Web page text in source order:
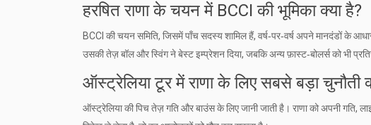
हरषित राणा के चयन में BCCI की भूमिका क्या है?
BCCI की चयन समिति, जिसमें पाँच सदस्य शामिल हैं, वर्ष‑पर‑वर्ष अपने मानदंडों के
उसकी तेज़ बॉल और स्विंग ने बेस्ट इम्प्रेशन दिया, जबकि अन्य फ़ास्ट‑बोलर्स को भी
ऑस्ट्रेलिया टूर में राणा के लिए सबसे बड़ा चुनौती
ऑस्ट्रेलिया की पिच तेज़ गति और बाउंस के लिए जानी जाती है। राणा को अपनी गति,